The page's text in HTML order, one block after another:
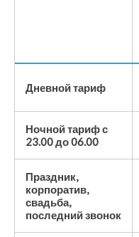
Дневной тариф
Ночной тариф с
23.00 до 06.00
Праздник,
корпоратив,
свадьба,
последний звонок